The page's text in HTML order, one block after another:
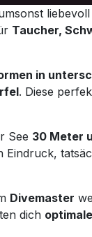
liebevoll
Taucher,
in
. Diese
See 30 Meter
Eindruck,
Divemaster
dich